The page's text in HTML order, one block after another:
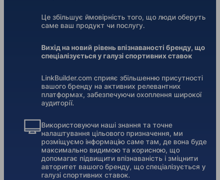
Це збільшує ймовірність того, що люди оберуть
саме ваш продукт чи послугу.
Вихід на новий рівень впізнаваності бренду, що
спеціалізується у галузі спортивних ставок
LinkBuilder.com сприяє збільшенню присутності
вашого бренду на активних релевантних
платформах, забезпечуючи охоплення широкої
аудиторії.
Використовуючи наші знання та точне
налаштування цільового призначення, ми
розміщуємо інформацію саме там, де вона буде
максимально видимою та корисною, що
допомагає підвищити впізнаваність і зміцнити
авторитет вашого бренду, що спеціалізується у
галузі спортивних ставок.